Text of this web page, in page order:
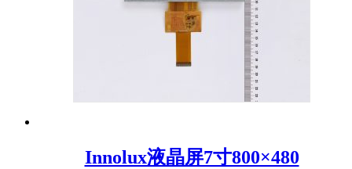
Innolux液晶屏7寸800×480